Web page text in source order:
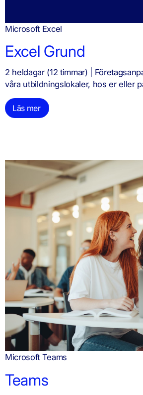
Microsoft Excel
Excel Grund
2 heldagar (12 timmar) |
våra utbildningslokaler, hos er eller
Läs mer
Microsoft Teams
Teams